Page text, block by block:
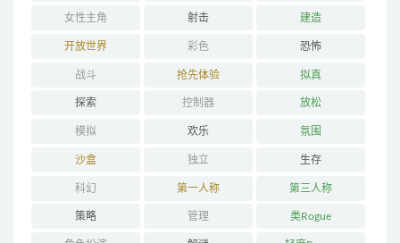
女性主角 射击 建造
开放世界 彩色 恐怖
战斗 抢先体验 拟真
探索 控制器 放松
模拟 欢乐 氛围
沙盒 独立 生存
科幻 第一人称 第三人称
策略 管理 类Rogue